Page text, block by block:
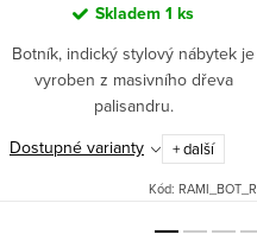
Skladem 1 ks
Botník, indický stylový nábytek je
vyroben z masivního dřeva
palisandru.
Dostupné varianty
+ další
Kód: RAMI_BOT_R